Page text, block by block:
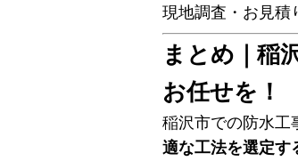
現地調査・お見積
まとめ｜稲
お任せを！
稲沢市での防水工
適な工法を選定す